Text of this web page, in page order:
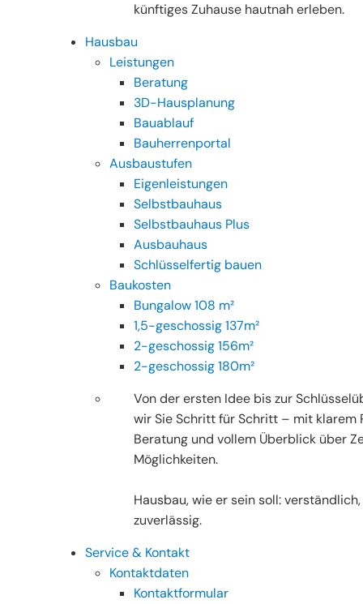
künftiges Zuhause hautnah erleben.
Hausbau
Leistungen
Beratung
3D-Hausplanung
Bauablauf
Bauherrenportal
Ausbaustufen
Eigenleistungen
Selbstbauhaus
Selbstbauhaus Plus
Ausbauhaus
Schlüsselfertig bauen
Baukosten
Bungalow 108 m²
1,5-geschossig 137m²
2-geschossig 156m²
2-geschossig 180m²
Von der ersten Idee bis zur
wir Sie Schritt für Schritt – mit klarem
Beratung und vollem Überblick über
Möglichkeiten.
Hausbau, wie er sein soll:
zuverlässig.
Service & Kontakt
Kontaktdaten
Kontaktformular